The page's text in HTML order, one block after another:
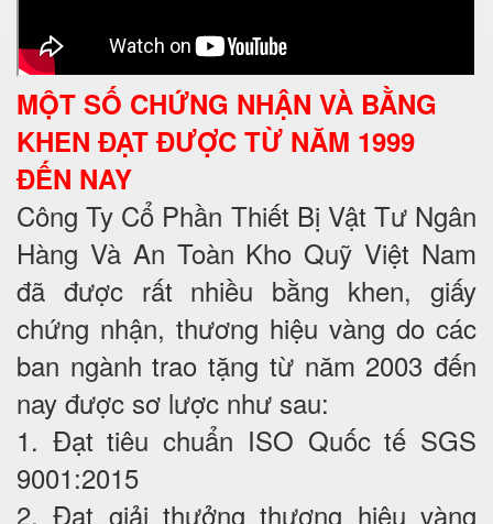
MỘT SỐ CHỨNG NHẬN VÀ BẰNG
KHEN ĐẠT ĐƯỢC TỪ NĂM 1999
ĐẾN NAY
Công Ty Cổ Phần Thiết Bị Vật Tư Ngân
Hàng Và An Toàn Kho Quỹ Việt Nam
đã được rất nhiều bằng khen, giấy
chứng nhận, thương hiệu vàng do các
ban ngành trao tặng từ năm 2003 đến
nay được sơ lược như sau:
1. Đạt tiêu chuẩn ISO Quốc tế SGS
9001:2015
2. Đạt giải thưởng thương hiệu vàng